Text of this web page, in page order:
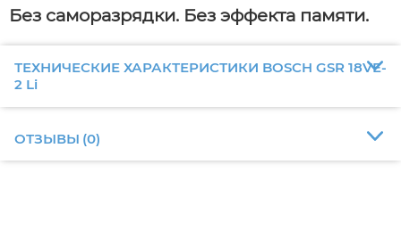
Без саморазрядки. Без эффекта памяти.
ТЕХНИЧЕСКИЕ ХАРАКТЕРИСТИКИ BOSCH GSR 18VE-
2 Li
ОТЗЫВЫ (0)